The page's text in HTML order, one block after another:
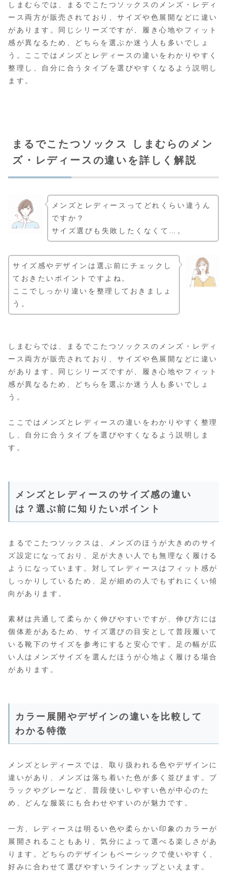
しまむらでは、まるでこたつソックスのメンズ・レディ
ース両方が販売されており、サイズや色展開などに違い
があります。同じシリーズですが、履き心地やフィット
感が異なるため、どちらを選ぶか迷う人も多いでしょ
う。ここではメンズとレディースの違いをわかりやすく
整理し、自分に合うタイプを選びやすくなるよう説明し
ます。
まるでこたつソックス しまむらのメン
ズ・レディースの違いを詳しく解説
メンズとレディースってどれくらい違うん
ですか？
サイズ選びも失敗したくなくて…。
サイズ感やデザインは選ぶ前にチェックし
ておきたいポイントですよね。
ここでしっかり違いを整理しておきましょ
う。
しまむらでは、まるでこたつソックスのメンズ・レディ
ース両方が販売されており、サイズや色展開などに違い
があります。同じシリーズですが、履き心地やフィット
感が異なるため、どちらを選ぶか迷う人も多いでしょ
う。
ここではメンズとレディースの違いをわかりやすく整理
し、自分に合うタイプを選びやすくなるよう説明しま
す。
メンズとレディースのサイズ感の違い
は？選ぶ前に知りたいポイント
まるでこたつソックスは、メンズのほうが大きめのサイ
ズ設定になっており、足が大きい人でも無理なく履ける
ようになっています。対してレディースはフィット感が
しっかりしているため、足が細めの人でもずれにくい傾
向があります。
素材は共通して柔らかく伸びやすいですが、伸び方には
個体差があるため、サイズ選びの目安として普段履いて
いる靴下のサイズを参考にすると安心です。足の幅が広
い人はメンズサイズを選んだほうが心地よく履ける場合
があります。
カラー展開やデザインの違いを比較して
わかる特徴
メンズとレディースでは、取り扱われる色やデザインに
違いがあり、メンズは落ち着いた色が多く並びます。ブ
ラックやグレーなど、普段使いしやすい色が中心のた
め、どんな服装にも合わせやすいのが魅力です。
一方、レディースは明るい色や柔らかい印象のカラーが
展開されることもあり、気分によって選べる楽しさがあ
ります。どちらのデザインもベーシックで使いやすく、
好みに合わせて選びやすいラインナップといえます。